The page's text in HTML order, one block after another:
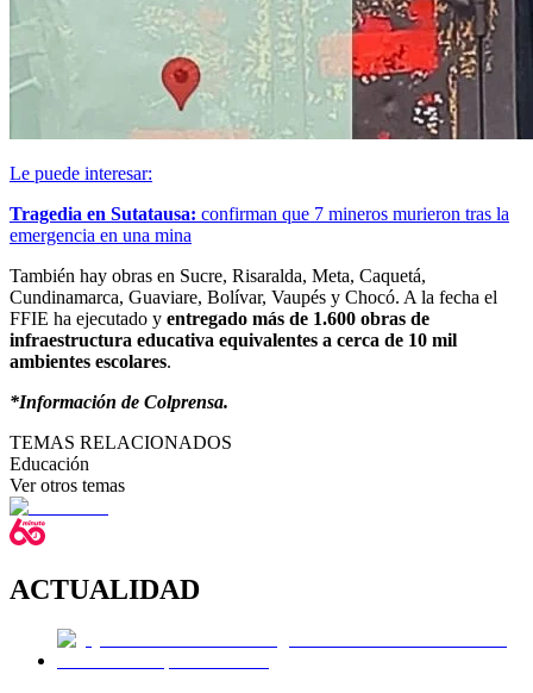
Le puede interesar:
Tragedia en Sutatausa: confirman que 7 mineros murieron tras la
emergencia en una mina
También hay obras en Sucre, Risaralda, Meta, Caquetá,
Cundinamarca, Guaviare, Bolívar, Vaupés y Chocó. A la fecha el
FFIE ha ejecutado y entregado más de 1.600 obras de
infraestructura educativa equivalentes a cerca de 10 mil
ambientes escolares.
*Información de Colprensa.
TEMAS RELACIONADOS
Educación
Ver otros temas
ACTUALIDAD